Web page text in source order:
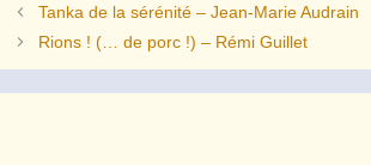
Tanka de la sérénité – Jean-Marie Audrain
Rions ! (… de porc !) – Rémi Guillet